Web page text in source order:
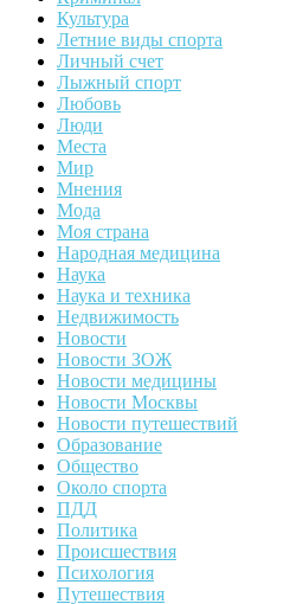
Культура
Летние виды спорта
Личный счет
Лыжный спорт
Любовь
Люди
Места
Мир
Мнения
Мода
Моя страна
Народная медицина
Наука
Наука и техника
Недвижимость
Новости
Новости ЗОЖ
Новости медицины
Новости Москвы
Новости путешествий
Образование
Общество
Около спорта
ПДД
Политика
Происшествия
Психология
Путешествия